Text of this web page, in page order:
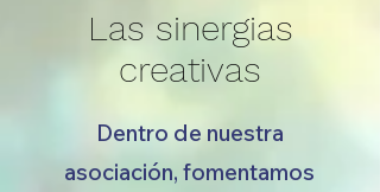
Las sinergias
creativas
Dentro de nuestra
asociación, fomentamos